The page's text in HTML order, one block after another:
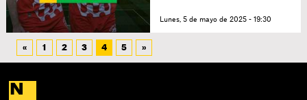
Lunes, 5 de mayo de 2025 - 19:30
« 1 2 3 4 5 »